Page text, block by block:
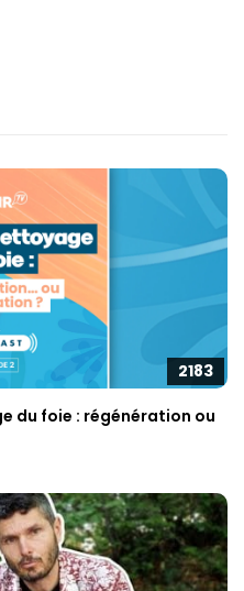
2183
du foie : régénération ou